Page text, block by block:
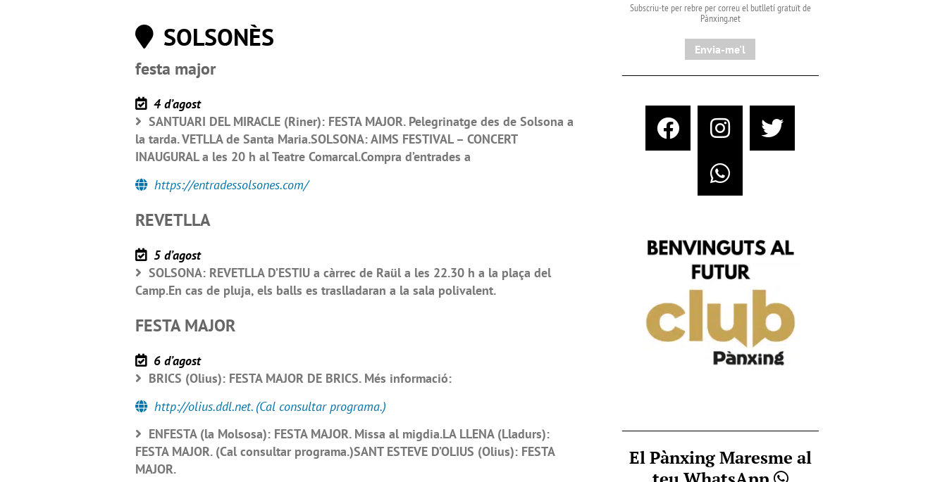
SOLSONÈS
festa major
4 d’agost
SANTUARI DEL MIRACLE (Riner): FESTA MAJOR. Pelegrinatge des de Solsona a
la tarda. VETLLA de Santa Maria.SOLSONA: AIMS FESTIVAL – CONCERT
INAUGURAL a les 20 h al Teatre Comarcal.Compra d’entrades a
https://entradessolsones.com/
REVETLLA
5 d’agost
SOLSONA: REVETLLA D’ESTIU a càrrec de Raül a les 22.30 h a la plaça del
Camp.En cas de pluja, els balls es traslladaran a la sala polivalent.
FESTA MAJOR
6 d’agost
BRICS (Olius): FESTA MAJOR DE BRICS. Més informació:
http://olius.ddl.net. (Cal consultar programa.)
ENFESTA (la Molsosa): FESTA MAJOR. Missa al migdia.LA LLENA (Lladurs):
FESTA MAJOR. (Cal consultar programa.)SANT ESTEVE D’OLIUS (Olius): FESTA
MAJOR.
Subscriu-te per rebre per correu el butlletí gratuït de
Pànxing.net​
Envia-me'l
El Pànxing Maresme al